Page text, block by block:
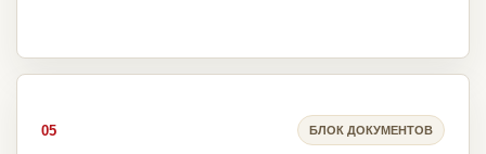
05 БЛОК ДОКУМЕНТОВ